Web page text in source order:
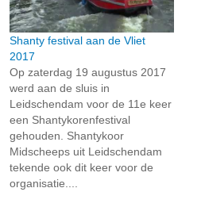
Shanty festival aan de Vliet
2017
Op zaterdag 19 augustus 2017
werd aan de sluis in
Leidschendam voor de 11e keer
een Shantykorenfestival
gehouden. Shantykoor
Midscheeps uit Leidschendam
tekende ook dit keer voor de
organisatie....